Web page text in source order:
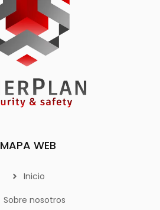
MAPA WEB
Inicio
Sobre nosotros